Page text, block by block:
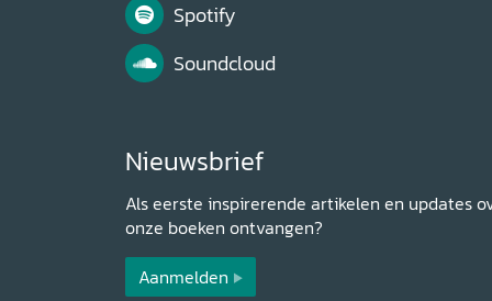
Spotify
Soundcloud
Nieuwsbrief
Als eerste inspirerende artikelen en updates
onze boeken ontvangen?
Aanmelden